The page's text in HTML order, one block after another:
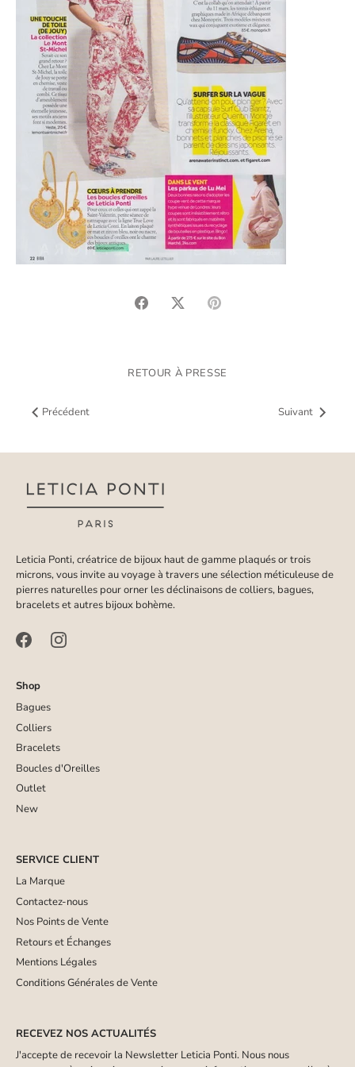
PartagerTweeterÉpingler
RETOUR À PRESSE
Précédent Suivant
Leticia Ponti, créatrice de bijoux haut de gamme plaqués or trois
microns, vous invite au voyage à travers une sélection méticuleuse de
pierres naturelles pour orner les déclinaisons de colliers, bagues,
bracelets et autres bijoux bohème.
Shop
Bagues
Colliers
Bracelets
Boucles d'Oreilles
Outlet
New
SERVICE CLIENT
La Marque
Contactez-nous
Nos Points de Vente
Retours et Échanges
Mentions Légales
Conditions Générales de Vente
RECEVEZ NOS ACTUALITÉS
J'accepte de recevoir la Newsletter Leticia Ponti. Nous nous